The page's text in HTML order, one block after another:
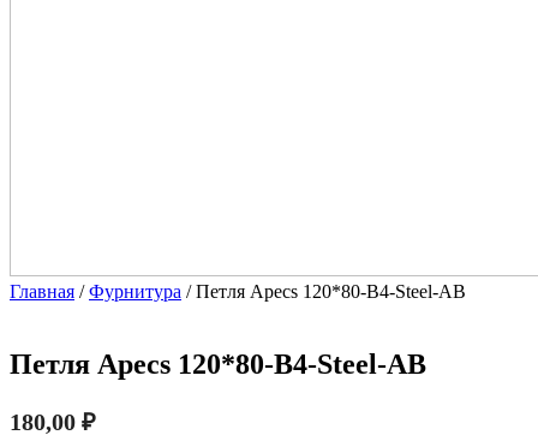
Главная /Фурнитура / Петля Apecs 120*80-B4-Steel-AB
Петля Apecs 120*80-B4-Steel-AB
180,00 ₽